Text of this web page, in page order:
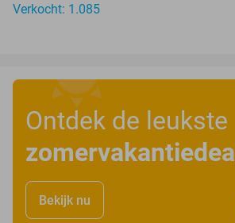
Verkocht: 1.085
Ontdek de leukste
Bekijk nu